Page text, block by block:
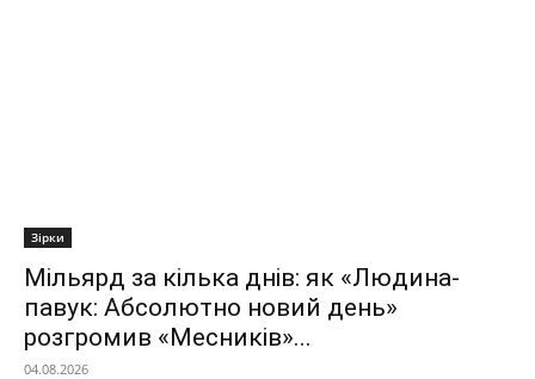
Зірки
Мільярд за кілька днів: як «Людина-
павук: Абсолютно новий день»
розгромив «Месників»...
04.08.2026